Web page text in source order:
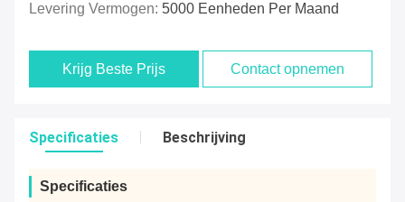
Levering Vermogen: 5000 Eenheden Per Maand
Krijg Beste Prijs Contact opnemen
Specificaties Beschrijving
Specificaties